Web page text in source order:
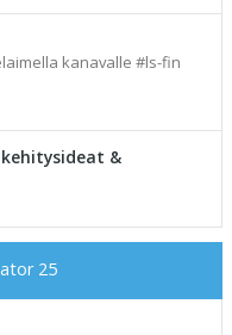
kanavalle #ls-fin
&
25